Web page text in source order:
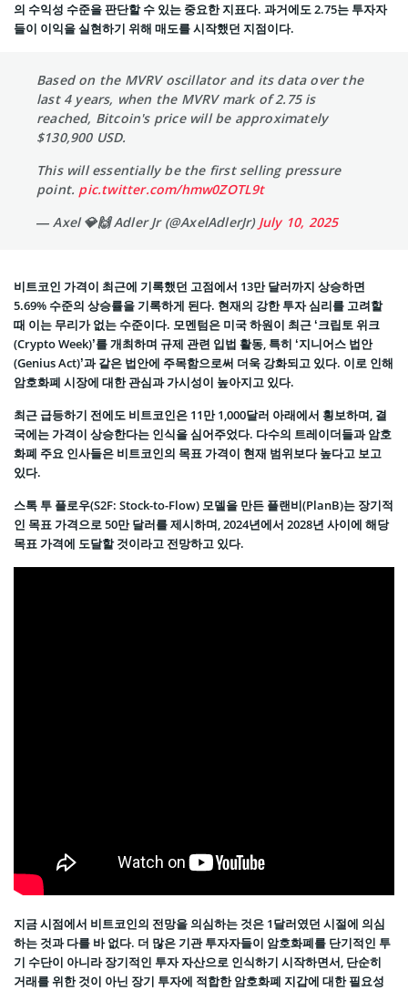
의 수익성 수준을 판단할 수 있는 중요한 지표다. 과거에도 2.75는 투자자
들이 이익을 실현하기 위해 매도를 시작했던 지점이다.
Based on the MVRV oscillator and its data over the
last 4 years, when the MVRV mark of 2.75 is
reached, Bitcoin's price will be approximately
$130,900 USD.
This will essentially be the first selling pressure
point. pic.twitter.com/hmw0ZOTL9t
— Axel 💎🙌 Adler Jr (@AxelAdlerJr) July 10, 2025
비트코인 가격이 최근에 기록했던 고점에서 13만 달러까지 상승하면
5.69% 수준의 상승률을 기록하게 된다. 현재의 강한 투자 심리를 고려할
때 이는 무리가 없는 수준이다. 모멘텀은 미국 하원이 최근 ‘크립토 위크
(Crypto Week)’를 개최하며 규제 관련 입법 활동, 특히 ‘지니어스 법안
(Genius Act)’과 같은 법안에 주목함으로써 더욱 강화되고 있다. 이로 인해
암호화폐 시장에 대한 관심과 가시성이 높아지고 있다.
최근 급등하기 전에도 비트코인은 11만 1,000달러 아래에서 횡보하며, 결
국에는 가격이 상승한다는 인식을 심어주었다. 다수의 트레이더들과 암호
화폐 주요 인사들은 비트코인의 목표 가격이 현재 범위보다 높다고 보고
있다.
스톡 투 플로우(S2F: Stock-to-Flow) 모델을 만든 플랜비(PlanB)는 장기적
인 목표 가격으로 50만 달러를 제시하며, 2024년에서 2028년 사이에 해당
목표 가격에 도달할 것이라고 전망하고 있다.
지금 시점에서 비트코인의 전망을 의심하는 것은 1달러였던 시절에 의심
하는 것과 다를 바 없다. 더 많은 기관 투자자들이 암호화폐를 단기적인 투
기 수단이 아니라 장기적인 투자 자산으로 인식하기 시작하면서, 단순히
거래를 위한 것이 아닌 장기 투자에 적합한 암호화폐 지갑에 대한 필요성